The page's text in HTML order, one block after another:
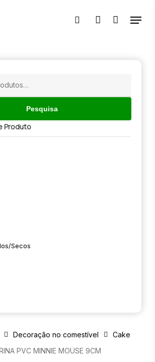
pesquisaraccount
Menu
Pesquisa
Produto
secos
Decoração no comestível
Cake
PVC MINNIE MOUSE 9CM